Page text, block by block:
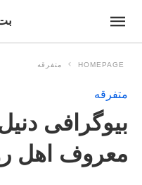
HOMEPAGE متفرقه
متفرقه
بیوگرافی
معروف اهل